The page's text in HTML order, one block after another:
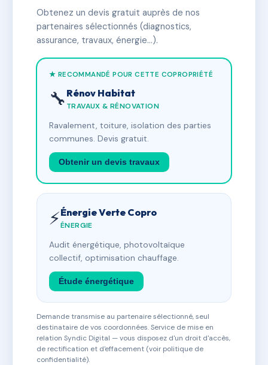
Obtenez un devis gratuit auprès de nos
partenaires sélectionnés (diagnostics,
assurance, travaux, énergie…).
★ RECOMMANDÉ POUR CETTE COPROPRIÉTÉ
🔧 Rénov Habitat
TRAVAUX & RÉNOVATION
Ravalement, toiture, isolation des parties
communes. Devis gratuit.
Obtenir un devis travaux
⚡Énergie Verte Copro
ÉNERGIE
Audit énergétique, photovoltaïque
collectif, optimisation chauffage.
Étude énergétique
Demande transmise au partenaire sélectionné, seul
destinataire de vos coordonnées. Service de mise en
relation Syndic Digital — vous disposez d'un droit d'accès,
de rectification et d'effacement (voir politique de
confidentialité).